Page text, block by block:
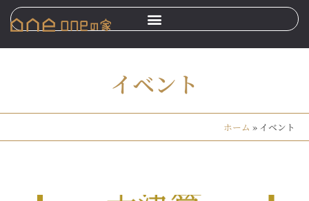
イベント
ホーム » イベント